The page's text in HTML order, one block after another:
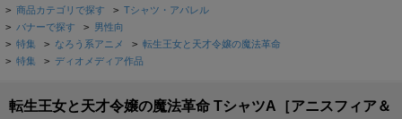
> 商品カテゴリで探す > Tシャツ・アパレル
> バナーで探す > 男性向
> 特集 > なろう系アニメ > 転生王女と天才令嬢の魔法革命
> 特集 > ディオメディア作品
転生王女と天才令嬢の魔法革命 TシャツA［アニスフィア＆